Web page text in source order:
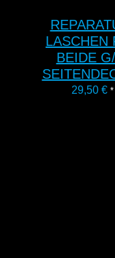
LASCHEN
BEIDE
29,50 € *